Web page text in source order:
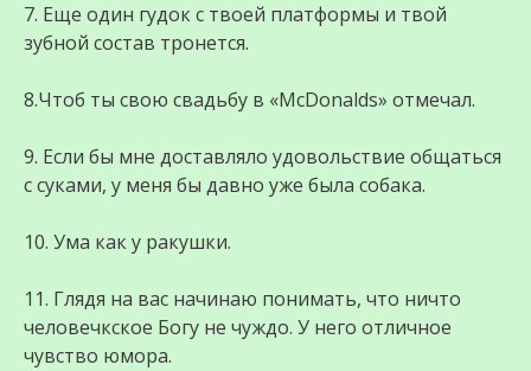
7. Еще один гудок с твоей платформы и твой
зубной состав тронется.
8.Чтоб ты свою свадьбу в «McDonalds» отмечал.
9. Если бы мне доставляло удовольствие общаться
с суками, у меня бы давно уже была собака.
10. Ума как у ракушки.
11. Глядя на вас начинаю понимать, что ничто
человечкское Богу не чуждо. У него отличное
чувство юмора.